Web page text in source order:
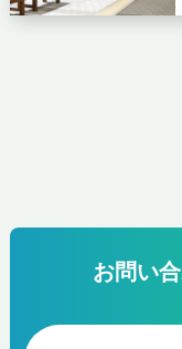
お問い